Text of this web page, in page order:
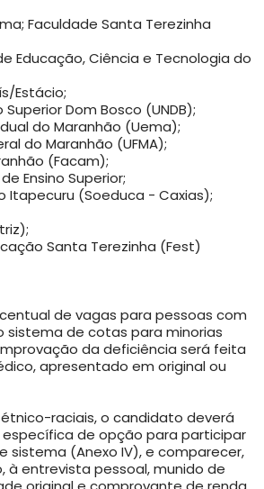
Faculdade Santa Terezinha
Educação, Ciência e Tecnologia do
Estácio;
Dom Bosco (UNDB);
do Maranhão (Uema);
do Maranhão (UFMA);
(Facam);
Ensino Superior;
Itapecuru (Soeduca - Caxias);
Santa Terezinha (Fest)
de vagas para pessoas com
sistema de cotas para minorias
da deficiência será feita
apresentado em original ou
raciais, o candidato deverá
de opção para participar
sistema (Anexo IV), e comparecer,
à entrevista pessoal, munido de